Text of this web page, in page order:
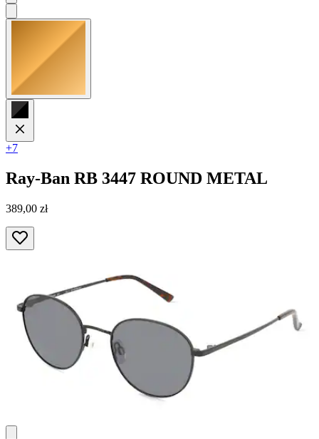
+7
Ray-Ban RB 3447 ROUND METAL
389,00 zł